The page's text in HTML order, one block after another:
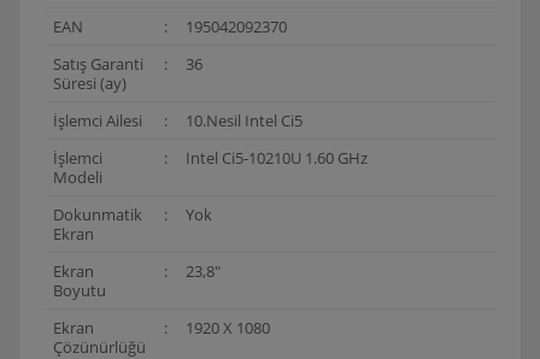
EAN :
195042092370
Satış Garanti
Süresi (ay)
: 36
İşlemci Ailesi :
10.Nesil Intel Ci5
İşlemci
Modeli
: Intel Ci5-10210U 1.60 GHz
Dokunmatik
Ekran
: Yok
Ekran
Boyutu
: 23,8"
Ekran
Çözünürlüğü
: 1920 X 1080